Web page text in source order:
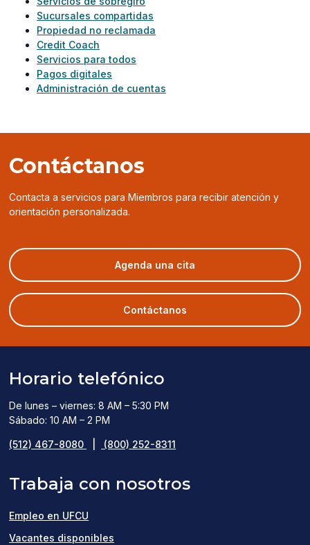
Sucursales compartidas
Propiedad no reclamada
Credit Coach
Servicios para todos
Pagos digitales
Administración de cuentas
Contáctanos
Contacta a servicios para Miembros para recibir atención y
orientación personalizada.
Agenda una cita
in
a
Contáctanos
Horario telefónico
De lunes – viernes: 8 AM – 5:30 PM
Sábado: 10 AM – 2 PM
(512) 467-8080 (800) 252-8311
Trabaja con nosotros
Empleo en UFCU
Vacantes disponibles